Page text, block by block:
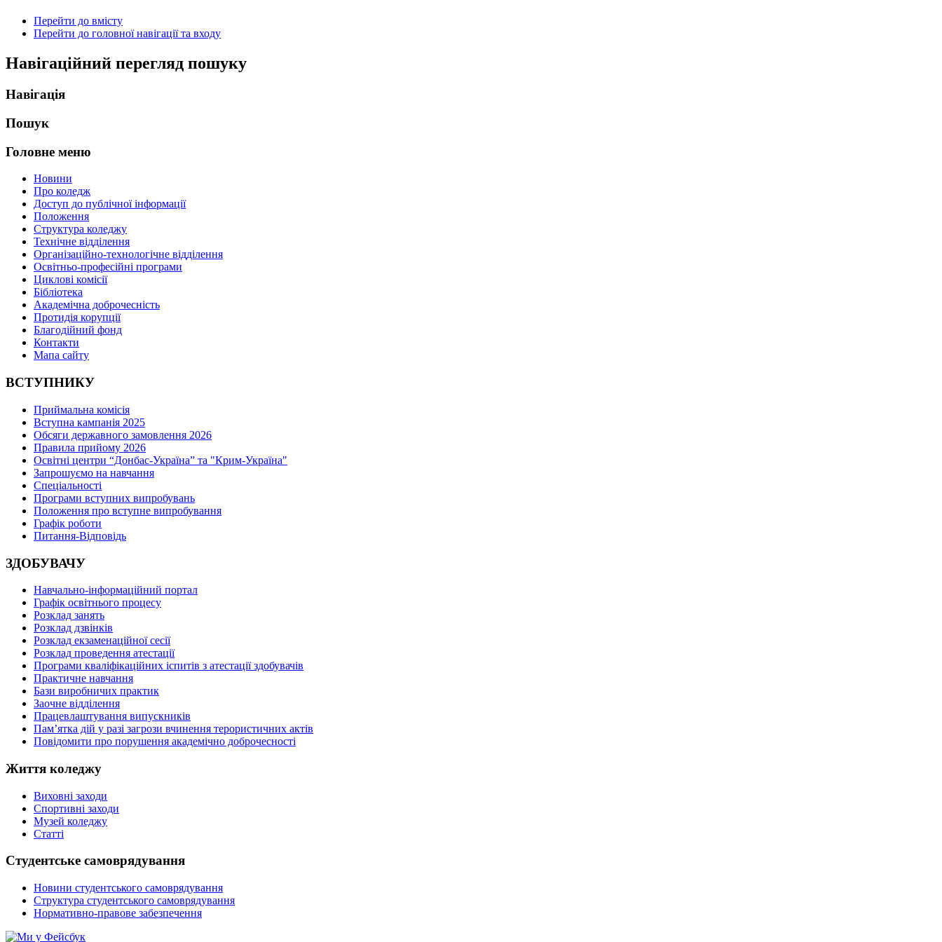
Перейти до вмісту
Перейти до головної навігації та входу
Навігаційний перегляд пошуку
Навігація
Пошук
Головне меню
Новини
Про коледж
Доступ до публічної інформації
Положення
Структура коледжу
Технічне відділення
Організаційно-технологічне відділення
Освітньо-професійні програми
Циклові комісії
Бібліотека
Академічна доброчесність
Протидія корупції
Благодійний фонд
Контакти
Мапа сайту
ВСТУПНИКУ
Приймальна комісія
Вступна кампанія 2025
Обсяги державного замовлення 2026
Правила прийому 2026
Освітні центри “Донбас-Україна” та "Крим-Україна"
Запрошуємо на навчання
Спеціальності
Програми вступних випробувань
Положення про вступне випробування
Графік роботи
Питання-Відповідь
ЗДОБУВАЧУ
Навчально-інформаційний портал
Графік освітнього процесу
Розклад занять
Розклад дзвінків
Розклад екзаменаційної сесії
Розклад проведення атестації
Програми кваліфікаційних іспитів з атестації здобувачів
Практичне навчання
Бази виробничих практик
Заочне відділення
Працевлаштування випускників
Пам’ятка дій у разі загрози вчинення терористичних актів
Повідомити про порушення академічно доброчесності
Життя коледжу
Виховні заходи
Спортивні заходи
Музей коледжу
Статті
Студентське самоврядування
Новини студентського самоврядування
Структура студентського самоврядування
Нормативно-правове забезпечення